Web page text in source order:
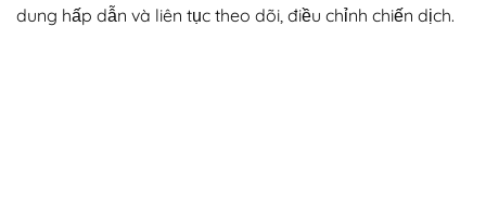
dung hấp dẫn và liên tục theo dõi, điều chỉnh chiến dịch.